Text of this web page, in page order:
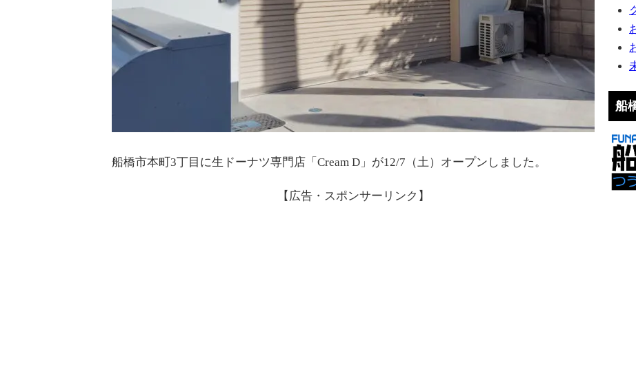
船橋市本町3丁目に生ドーナツ専門店「Cream D」が12/7（土）オープンしました。
【広告・スポンサーリンク】
船